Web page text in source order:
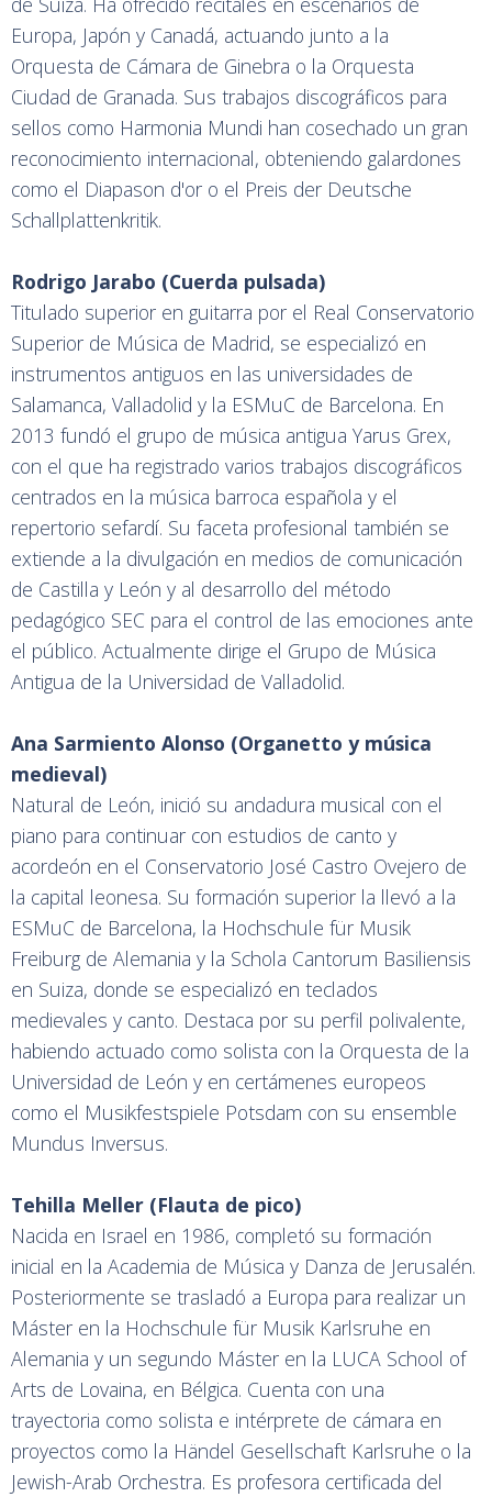
Europa, Japón y Canadá, actuando junto a la
Orquesta de Cámara de Ginebra o la Orquesta
Ciudad de Granada. Sus trabajos discográficos para
sellos como Harmonia Mundi han cosechado un gran
reconocimiento internacional, obteniendo galardones
como el Diapason d'or o el Preis der Deutsche
Schallplattenkritik.
Rodrigo Jarabo (Cuerda pulsada)
Titulado superior en guitarra por el Real Conservatorio
Superior de Música de Madrid, se especializó en
instrumentos antiguos en las universidades de
Salamanca, Valladolid y la ESMuC de Barcelona. En
2013 fundó el grupo de música antigua Yarus Grex,
con el que ha registrado varios trabajos discográficos
centrados en la música barroca española y el
repertorio sefardí. Su faceta profesional también se
extiende a la divulgación en medios de comunicación
de Castilla y León y al desarrollo del método
pedagógico SEC para el control de las emociones ante
el público. Actualmente dirige el Grupo de Música
Antigua de la Universidad de Valladolid.
Ana Sarmiento Alonso (Organetto y música
medieval)
Natural de León, inició su andadura musical con el
piano para continuar con estudios de canto y
acordeón en el Conservatorio José Castro Ovejero de
la capital leonesa. Su formación superior la llevó a la
ESMuC de Barcelona, la Hochschule für Musik
Freiburg de Alemania y la Schola Cantorum Basiliensis
en Suiza, donde se especializó en teclados
medievales y canto. Destaca por su perfil polivalente,
habiendo actuado como solista con la Orquesta de la
Universidad de León y en certámenes europeos
como el Musikfestspiele Potsdam con su ensemble
Mundus Inversus.
Tehilla Meller (Flauta de pico)
Nacida en Israel en 1986, completó su formación
inicial en la Academia de Música y Danza de Jerusalén.
Posteriormente se trasladó a Europa para realizar un
Máster en la Hochschule für Musik Karlsruhe en
Alemania y un segundo Máster en la LUCA School of
Arts de Lovaina, en Bélgica. Cuenta con una
trayectoria como solista e intérprete de cámara en
proyectos como la Händel Gesellschaft Karlsruhe o la
Jewish-Arab Orchestra. Es profesora certificada del